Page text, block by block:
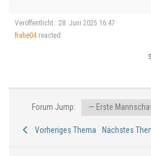
Veröffentlicht : 28. Juni 2025 16:47
frahe04 reacted
Forum Jump:
Vorheriges Thema Nächstes